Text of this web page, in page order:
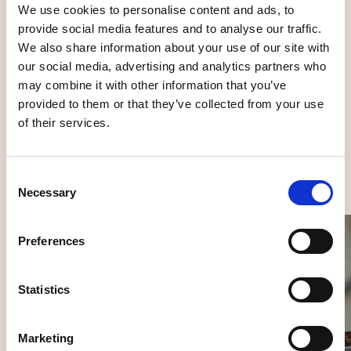
We use cookies to personalise content and ads, to
provide social media features and to analyse our traffic.
We also share information about your use of our site with
our social media, advertising and analytics partners who
may combine it with other information that you’ve
provided to them or that they’ve collected from your use
of their services.
Selection
Necessary
Preferences
Statistics
Marketing
Kategorier
Bordlamper
Se flere produkter